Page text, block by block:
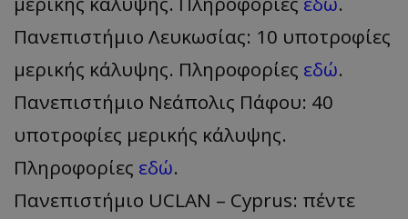
Πανεπιστήμιο Λευκωσίας: 10 υποτροφίες
μερικής κάλυψης. Πληροφορίες εδώ.
Πανεπιστήμιο Νεάπολις Πάφου: 40
υποτροφίες μερικής κάλυψης.
Πληροφορίες εδώ.
Πανεπιστήμιο UCLAN – Cyprus: πέντε